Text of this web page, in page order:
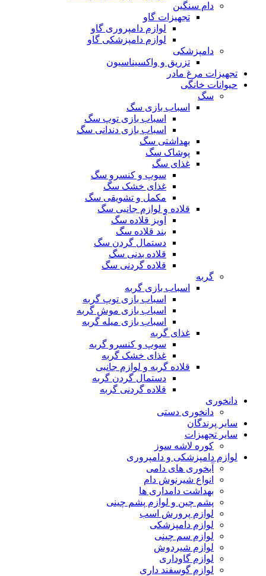
دام سنگین
تجهیزات گاو
لوازم دامپروری گاو
لوازم دامپزشکی گاو
دامپزشکی
تزریق و واکسیناسیون
تجهیزات مرغ مادر
حیوانات خانگی
سگ
اسباب بازی سگ
اسباب بازی توپ سگ
اسباب بازی دندانی سگ
بهداشتی سگ
پوشاک سگ
غذای سگ
سوپ و کنسرو سگ
غذای خشک سگ
مکمل و تشویقی سگ
قلاده و لوازم جانبی سگ
آویز قلاده سگ
بند قلاده سگ
دستمال گردن سگ
قلاده بدنی سگ
قلاده گردنی سگ
گربه
اسباب بازی گربه
اسباب بازی توپ گربه
اسباب بازی موش گربه
اسباب بازی میله گربه
غذای گربه
سوپ و کنسرو گربه
غذای خشک گربه
قلاده گربه و لوازم جانبی
دستمال گردن گربه
قلاده گردنی گربه
دانخوری
دانخوری دستی
سایر پرندگان
سایر تجهیزات
کوره لاشه سوز
لوازم دامپزشکی و دامپروری
آبخوری های دامی
انواع شیرنوش دام
بهداشت دامداری ها
پشم چین و لوازم پشم چینی
لوازم پرورش اسب
لوازم دامپزشکی
لوازم سم چینی
لوازم شیردوش
لوازم گاوداری
لوازم گوسفند داری